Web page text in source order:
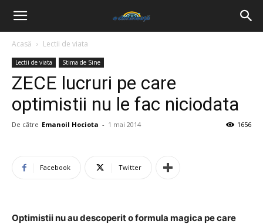
Acasă Lectii de viata
Lectii de viata Stima de Sine
ZECE lucruri pe care
optimistii nu le fac niciodata
De către Emanoil Hociota - 1 mai 2014 1656
Facebook Twitter
Optimistii nu au descoperit o formula magica pe care